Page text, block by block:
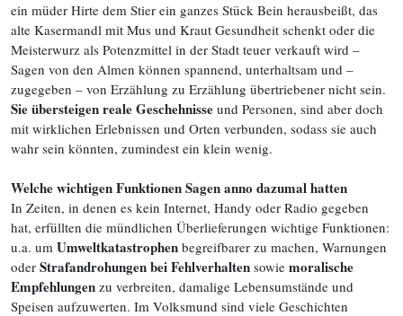
ein müder Hirte dem Stier ein ganzes Stück Bein herausbeißt, das
alte Kasermandl mit Mus und Kraut Gesundheit schenkt oder die
Meisterwurz als Potenzmittel in der Stadt teuer verkauft wird –
Sagen von den Almen können spannend, unterhaltsam und –
zugegeben – von Erzählung zu Erzählung übertriebener nicht sein.
Sie übersteigen reale Geschehnisse und Personen, sind aber doch
mit wirklichen Erlebnissen und Orten verbunden, sodass sie auch
wahr sein könnten, zumindest ein klein wenig.
Welche wichtigen Funktionen Sagen anno dazumal hatten
In Zeiten, in denen es kein Internet, Handy oder Radio gegeben
hat, erfüllten die mündlichen Überlieferungen wichtige Funktionen:
u.a. um Umweltkatastrophen begreifbarer zu machen, Warnungen
oder Strafandrohungen bei Fehlverhalten sowie moralische
Empfehlungen zu verbreiten, damalige Lebensumstände und
Speisen aufzuwerten. Im Volksmund sind viele Geschichten